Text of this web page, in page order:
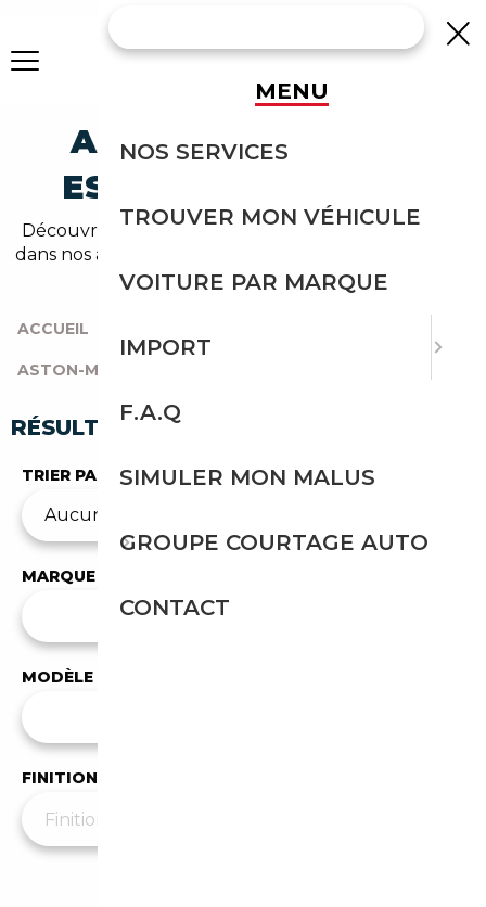
ASTON-MARTIN DB
ESSENCE OCCASION
Découvrez un large choix de aston-martin essence
dans nos annonces de db. Un import sans effort avec
Courtage Auto.
ACCUEIL
ASTON-MARTIN
RÉSULTATS DE VOTRE RECHERCHE
TRIER PAR
MARQUE
Aston Martin
MODÈLE
FINITION
MENU
NOS SERVICES
TROUVER MON VÉHICULE
VOITURE PAR MARQUE
IMPORT
F.A.Q
SIMULER MON MALUS
GROUPE COURTAGE AUTO
CONTACT